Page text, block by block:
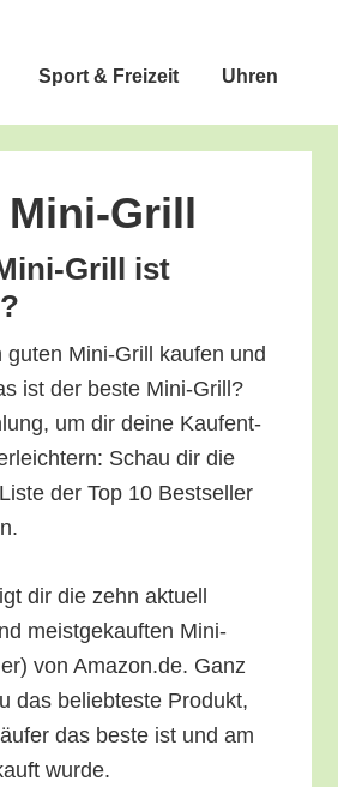
Sport & Freizeit Uhren
Grill
Grill ist
guten Mini-Grill kau­fen und
ist der bes­te Mini-Grill?
um dir dei­ne Kauf­ent­
Schau dir die
der Top 10 Best­sel­ler
dir die zehn aktu­ell
meist­ge­kauf­ten Mini-
von Amazon.de. Ganz
das belieb­tes­te Pro­dukt,
das bes­te ist und am
wurde.